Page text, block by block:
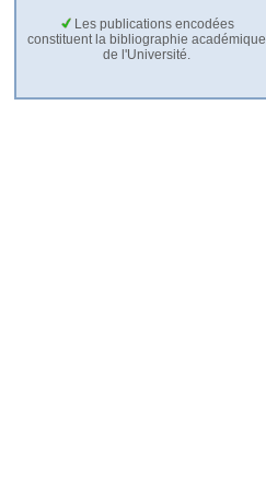
Les publications encodées
constituent la bibliographie académique
de l'Université.